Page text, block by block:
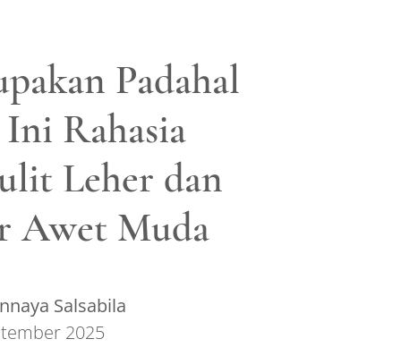
Padahal
Rahasia
Leher dan
Awet Muda
Salsabila
2025